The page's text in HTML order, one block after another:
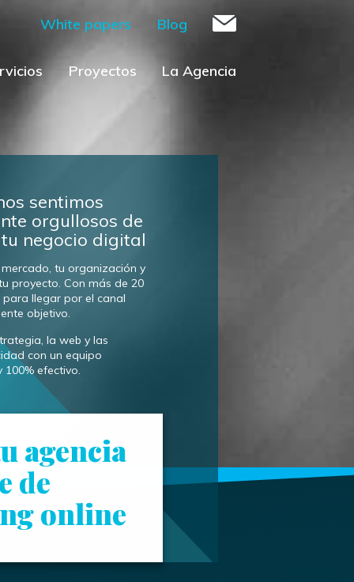
White papers Blog
Proyectos La Agencia
sentimos
orgullosos de
negocio digital
tu organización y
proyecto. Con más de 20
llegar por el canal
objetivo.
la web y las
con un equipo
efectivo.
agencia
de
online